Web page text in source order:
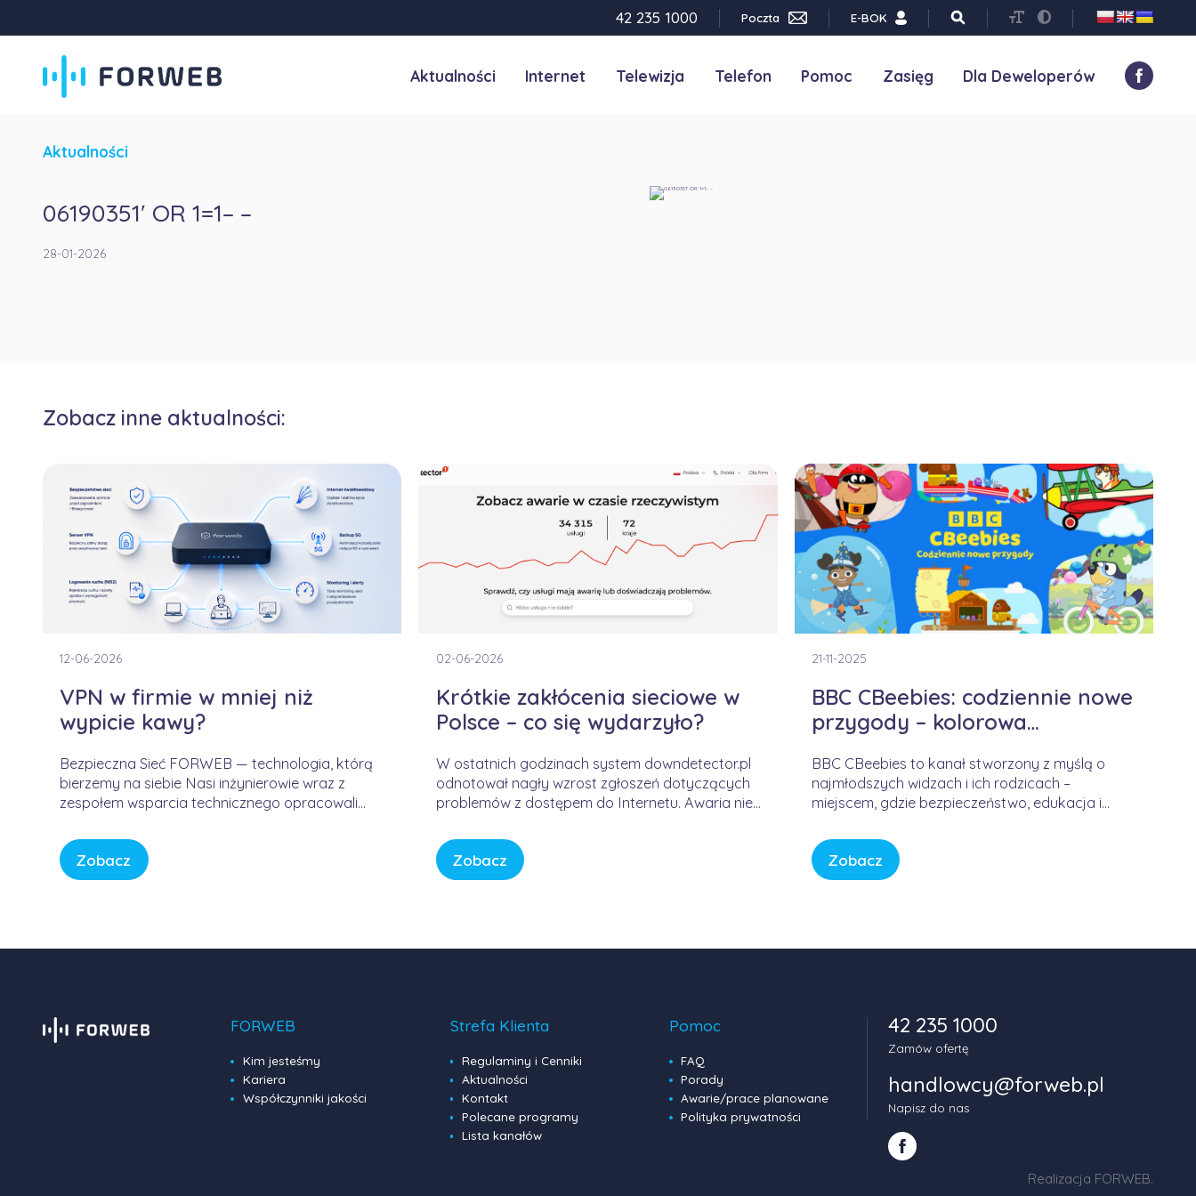
42 235 1000 Poczta E-BOK
Aktualności Internet Telewizja Telefon Pomoc Zasięg Dla Deweloperów
Aktualności
06190351′ OR 1=1– –
28-01-2026
Zobacz inne aktualności:
12-06-2026
VPN w firmie w mniej niż
wypicie kawy?
Bezpieczna Sieć FORWEB — technologia, którą
bierzemy na siebie Nasi inżynierowie wraz z
zespołem wsparcia technicznego opracowali
sposób bezpieczny, wygodny i przewidywalny.
Bez samodzielnego konfigurowania
skomplikowanych urządzeń, bez studiowania
Zobacz
02-06-2026
Krótkie zakłócenia sieciowe w
Polsce – co się wydarzyło?
W ostatnich godzinach system downdetector.pl
odnotował nagły wzrost zgłoszeń dotyczących
problemów z dostępem do Internetu. Awaria nie
FORWEB, lecz wynikała z przejściowego błędu w
globalnej infrastrukturze trasowania danych.
Internet przypomina sieć autostrad – gdy na
Zobacz
21-11-2025
BBC CBeebies: codziennie nowe
przygody – kolorowa
BBC CBeebies to kanał stworzony z myślą o
najmłodszych widzach i ich rodzicach –
miejscem, gdzie bezpieczeństwo, edukacja i
świecie pełnym bodźców i szybkiego tempa,
CBeebies oferuje przestrzeń, w której dzieci
mogą odkrywać świat w sposób bezpieczny,
Zobacz
FORWEB
Kim jesteśmy
Kariera
Współczynniki jakości
Strefa Klienta
Regulaminy i Cenniki
Aktualności
Kontakt
Polecane programy
Lista kanałów
Pomoc
FAQ
Porady
Awarie/prace planowane
Polityka prywatności
42 235 1000
Zamów ofertę
handlowcy@forweb.pl
Napisz do nas
Realizacja FORWEB.